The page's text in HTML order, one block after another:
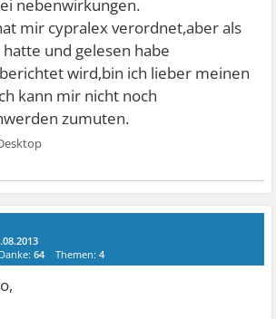
nebenwirkungen.
mir cypralex verordnet,aber als
hatte und gelesen habe
wird,bin ich lieber meinen
kann mir nicht noch
zumuten.
Danke:64 Themen:4